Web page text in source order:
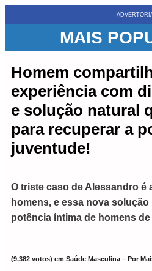
MAIS
Homem
experiência com
e solução natural
para recuperar a
juventude!
O triste caso de Alessandro é
homens, e essa nova
potência íntima de homens de
(9.382 votos) em Saúde Masculina – Por